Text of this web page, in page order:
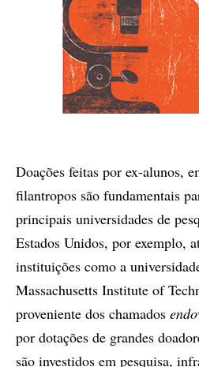
Doações feitas por ex-alunos,
filantropos são fundamentais
principais universidades de
Estados Unidos, por exemplo,
instituições como a
Massachusetts Institute of
proveniente dos chamados
por dotações de grandes
são investidos em pesquisa,